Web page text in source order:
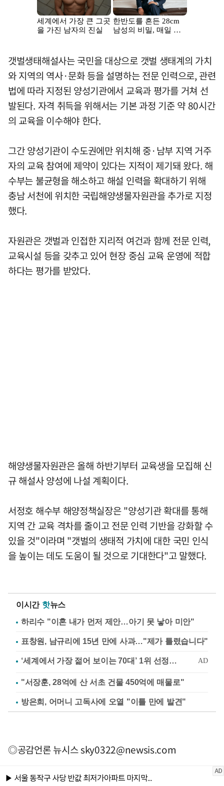
갯벌생태해설사는 국민을 대상으로 갯벌 생태계의 가치
와 지역의 역사·문화 등을 설명하는 전문 인력으로, 관련
법에 따라 지정된 양성기관에서 교육과 평가를 거쳐 선
발된다. 자격 취득을 위해서는 기본 과정 기준 약 80시간
의 교육을 이수해야 한다.
그간 양성기관이 수도권에만 위치해 중·남부 지역 거주
자의 교육 참여에 제약이 있다는 지적이 제기돼 왔다. 해
수부는 불균형을 해소하고 해설 인력을 확대하기 위해
충남 서천에 위치한 국립해양생물자원관을 추가로 지정
했다.
자원관은 갯벌과 인접한 지리적 여건과 함께 전문 인력,
교육시설 등을 갖추고 있어 현장 중심 교육 운영에 적합
하다는 평가를 받았다.
해양생물자원관은 올해 하반기부터 교육생을 모집해 신
규 해설사 양성에 나설 계획이다.
서정호 해수부 해양정책실장은 "양성기관 확대를 통해
지역 간 교육 격차를 줄이고 전문 인력 기반을 강화할 수
있을 것"이라며 "갯벌의 생태적 가치에 대한 국민 인식
을 높이는 데도 도움이 될 것으로 기대한다"고 말했다.
이시간 핫뉴스
하리수 "이혼 내가 먼저 제안…아기 못 낳아 미안"
표창원, 남규리에 15년 만에 사과…"제가 틀렸습니다"
"서장훈, 28억에 산 서초 건물 450억에 매물로"
방은희, 어머니 고독사에 오열 "이틀 만에 발견"
◎공감언론 뉴시스sky0322@newsis.com